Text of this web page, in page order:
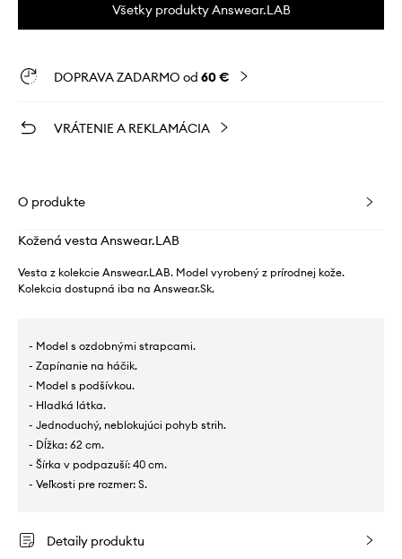
Všetky produkty Answear.LAB
DOPRAVA ZADARMO od 60 €
VRÁTENIE A REKLAMÁCIA
O produkte
Kožená vesta Answear.LAB
Vesta z kolekcie Answear.LAB. Model vyrobený z prírodnej kože.
Kolekcia dostupná iba na Answear.Sk.
- Model s ozdobnými strapcami.
- Zapínanie na háčik.
- Model s podšívkou.
- Hladká látka.
- Jednoduchý, neblokujúci pohyb strih.
- Dĺžka: 62 cm.
- Šírka v podpazuší: 40 cm.
- Veľkosti pre rozmer: S.
Detaily produktu